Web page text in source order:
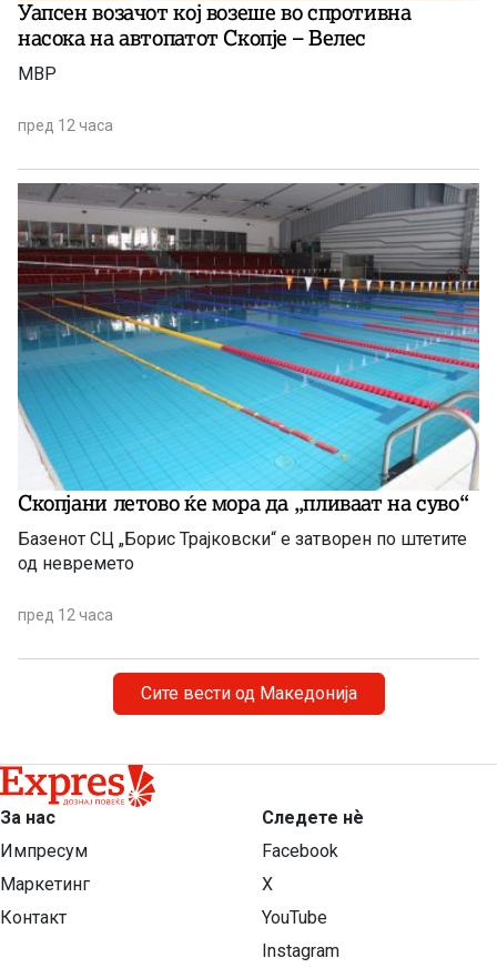
Уапсен возачот кој возеше во спротивна
насока на автопатот Скопје – Велес
МВР
пред 12 часа
Скопјани летово ќе мора да „пливаат на суво“
Базенот СЦ „Борис Трајковски“ е затворен по штетите
од невремето
пред 12 часа
Сите вести од Македонија
За нас
Импресум
Маркетинг
Контакт
Следете нѐ
Facebook
X
YouTube
Instagram